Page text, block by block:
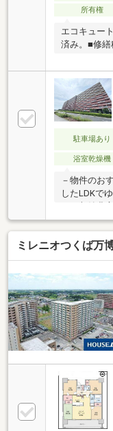
所有権
エコキュー
済み。■修繕
15，240円
2031年9月
年9月分（8
分（8月引
駐車場あり
浴室乾燥機
－物件のお
したLDKで
えた収納豊
きで快適な
で開放感の
ト飼育可能
経済的な暮
ッズルーム
用施設が充
で徒歩で５
徒歩７分・
香取台小学
ミレニオつくば万